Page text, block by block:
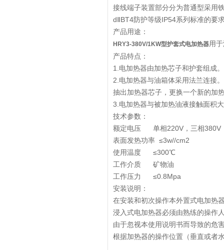
接线端子装置部分分为普通型采用
dⅡBT4防护等级IP54系列标准的要
产品用途：
HRY3-380V/1KW型护套式电加热器用
产品特点：
1.电加热器由加热芯子和护套组成
2.电加热器与油箱体采用法兰连接
抽出加热器芯子，更换一个新的加
3.电加热器与被加热油液接触面积
技术参数：
额定电压 单相220V，三相380V
表面发热功率 ≤3w//cm2
使用温度 ≤300℃
工作介质 矿物油
工作压力 ≤0.8Mpa
安装说明：
在安装和初次操作本外置式电加热
浸入式电加热器必须由熟练的操作
由于忽视本使用说明书而导致的危
根据加热器的操作位置（垂直或者